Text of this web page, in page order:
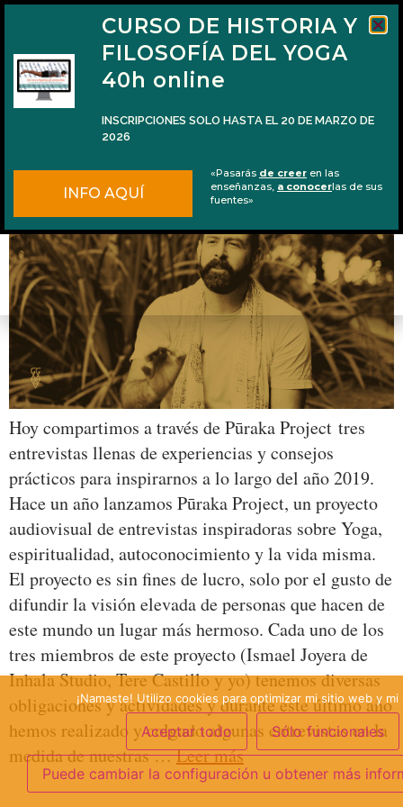
3 Entrevistas inspiradoras en Pūraka Project
Hoy compartimos a través de Pūraka Project tres
entrevistas llenas de experiencias y consejos
prácticos para inspirarnos a lo largo del año 2019.
Hace un año lanzamos Pūraka Project, un proyecto
audiovisual de entrevistas inspiradoras sobre Yoga,
espiritualidad, autoconocimiento y la vida misma.
El proyecto es sin fines de lucro, solo por el gusto de
difundir la visión elevada de personas que hacen de
este mundo un lugar más hermoso. Cada uno de los
tres miembros de este proyecto (Ismael Joyera de
Inhala Studio, Tere Castillo y yo) tenemos diversas
obligaciones y actividades y durante este último año
hemos realizado y colgado algunas entrevistas en la
medida de nuestras …Leer más
¡Namaste! Utilizo cookies para optimizar mi sitio web y mi
Aceptar todo Sólo funcionales
Puede cambiar la configuración u obtener más
CURSO DE HISTORIA Y
FILOSOFÍA DEL YOGA
40h online
INSCRIPCIONES SOLO HASTA EL 20 DE MARZO DE
2026
INFO AQUÍ
«Pasarás de creer en las
enseñanzas, a conocerlas de sus
fuentes»